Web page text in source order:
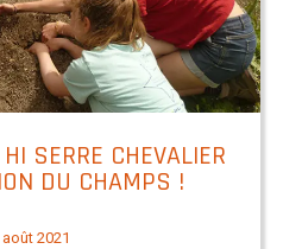
SERRE CHEVALIER
DU CHAMPS !
août 2021